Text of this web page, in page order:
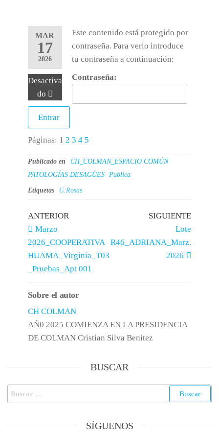
MAR
17
2026
Desactiva
do
Este contenido está protegido por
contraseña. Para verlo introduce
tu contraseña a continuación:
Contraseña:
Páginas: 1 2 3 4 5
Publicado en
CH_COLMAN_ESPACIO COMÚN
PATOLOGÍAS DESAGÜES
Publica
Etiquetas G.Rosas
ANTERIOR
Marzo
2026_COOPERATIVA
HUAMA_Virginia_T03
_Pruebas_Apt 001
SIGUIENTE
Lote
R46_ADRIANA_Marz.
2026
Sobre el autor
CH COLMAN
AÑ0 2025 COMIENZA EN LA PRESIDENCIA
DE COLMAN Cristian Silva Benitez
BUSCAR
SÍGUENOS